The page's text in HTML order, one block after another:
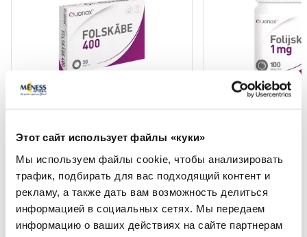
Этот сайт использует файлы «куки»
Мы используем файлы cookie, чтобы анализировать
трафик, подбирать для вас подходящий контент и
рекламу, а также дать вам возможность делиться
информацией в социальных сетях. Мы передаем
информацию о ваших действиях на сайте партнерам
Пищевая добавка
таблетки, 30 шт.
7.99 €
Пищевая добавка